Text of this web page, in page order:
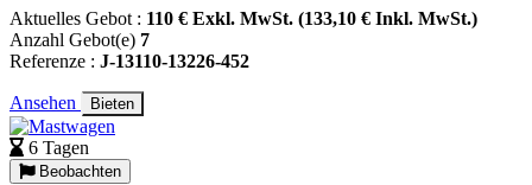
Aktuelles Gebot : 110 € Exkl. MwSt. (133,10 € Inkl. MwSt.)
Anzahl Gebot(e) 7
Referenze : J-13110-13226-452
Ansehen Bieten
6 Tagen
Beobachten